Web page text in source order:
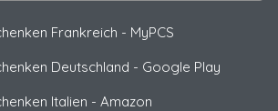
Frankreich - MyPCS
Deutschland - Google Play
Italien - Amazon